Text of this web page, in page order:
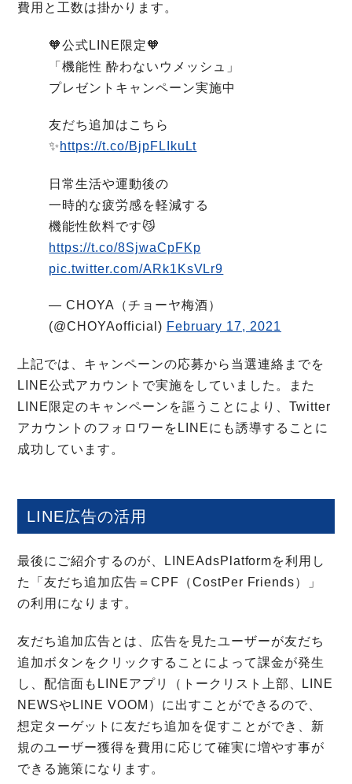
費用と工数は掛かります。
🧡公式LINE限定🧡
「機能性 酔わないウメッシュ」
プレゼントキャンペーン実施中
友だち追加はこちら
✨ https://t.co/BjpFLIkuLt
日常生活や運動後の
一時的な疲労感を軽減する
機能性飲料です😼
https://t.co/8SjwaCpFKp
pic.twitter.com/ARk1KsVLr9
— CHOYA（チョーヤ梅酒）
(@CHOYAofficial) February 17, 2021
上記では、キャンペーンの応募から当選連絡までを
LINE公式アカウントで実施をしていました。また
LINE限定のキャンペーンを謳うことにより、Twitter
アカウントのフォロワーをLINEにも誘導することに
成功しています。
LINE広告の活用
最後にご紹介するのが、LINEAdsPlatformを利用し
た「友だち追加広告＝CPF（CostPer Friends）」
の利用になります。
友だち追加広告とは、広告を見たユーザーが友だち
追加ボタンをクリックすることによって課金が発生
し、配信面もLINEアプリ（トークリスト上部、LINE
NEWSやLINE VOOM）に出すことができるので、
想定ターゲットに友だち追加を促すことができ、新
規のユーザー獲得を費用に応じて確実に増やす事が
できる施策になります。